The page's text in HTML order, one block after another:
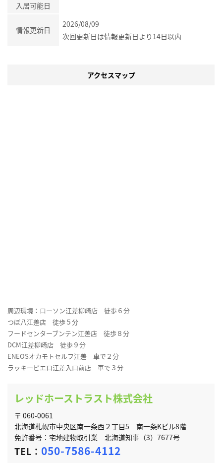
入居可能日
情報更新日
2026/08/09
次回更新日は情報更新日より14日以内
アクセスマップ
周辺環境：ローソン江差柳崎店 徒歩６分
つぼ八江差店 徒歩５分
フードセンターブンテン江差店 徒歩８分
DCM江差柳崎店 徒歩９分
ENEOSオカモトセルフ江差 車で２分
ラッキーピエロ江差入口前店 車で３分
レッドホーストラスト株式会社
〒 060-0061
北海道札幌市中央区南一条西２丁目5 南一条Kビル8階
免許番号：宅地建物取引業 北海道知事（3）7677号
TEL： 050-7586-4112